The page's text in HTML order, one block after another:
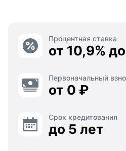
Процентная ставка
от 10,9%
Первоначальный
от 0 ₽
Срок кредитования
до 5 лет